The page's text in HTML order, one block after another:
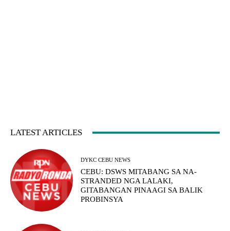
LATEST ARTICLES
DYKC CEBU NEWS
CEBU: DSWS MITABANG SA NA-
STRANDED NGA LALAKI,
GITABANGAN PINAAGI SA BALIK
PROBINSYA